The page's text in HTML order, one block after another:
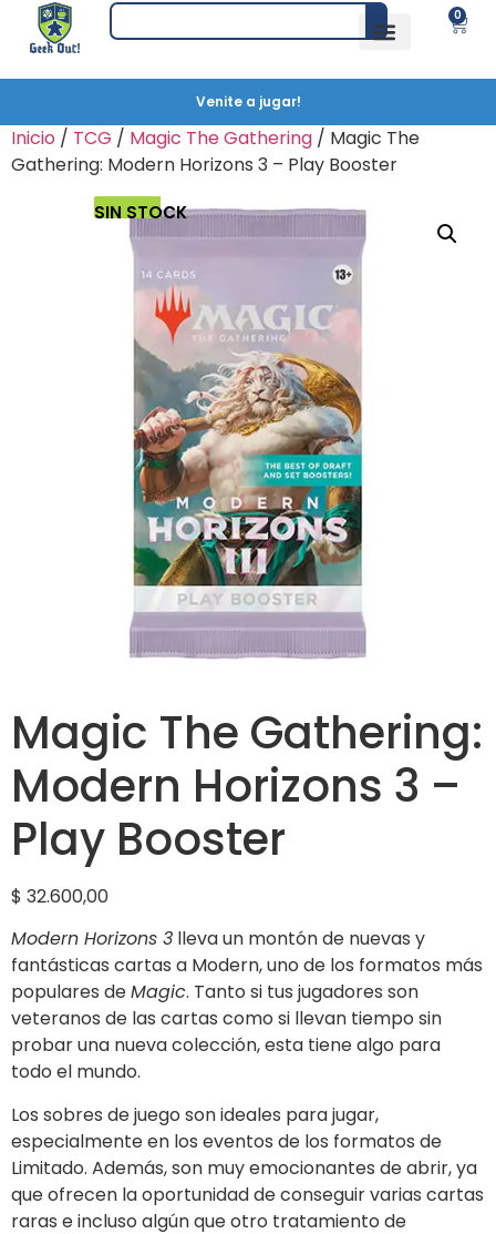
0
Venite a jugar!
Inicio / TCG / Magic The Gathering / Magic The
Gathering: Modern Horizons 3 – Play Booster
SIN STOCK
Magic The Gathering:
Modern Horizons 3 –
Play Booster
$ 32.600,00
Modern Horizons 3 lleva un montón de nuevas y
fantásticas cartas a Modern, uno de los formatos más
populares deMagic. Tanto si tus jugadores son
veteranos de las cartas como si llevan tiempo sin
probar una nueva colección, esta tiene algo para
todo el mundo.
Los sobres de juego son ideales para jugar,
especialmente en los eventos de los formatos de
Limitado. Además, son muy emocionantes de abrir, ya
que ofrecen la oportunidad de conseguir varias cartas
raras e incluso algún que otro tratamiento de